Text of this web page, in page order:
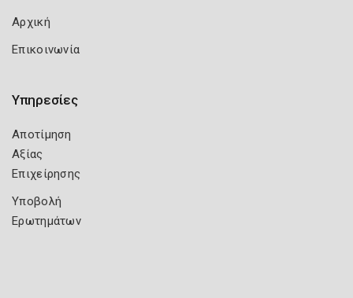
Αρχική
Επικοινωνία
Υπηρεσίες
Αποτίμηση
Αξίας
Επιχείρησης
Υποβολή
Ερωτημάτων